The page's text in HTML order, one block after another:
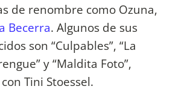
de renombre como Ozuna,
Becerra. Algunos de sus
son “Culpables”, “La
y “Maldita Foto”,
Tini Stoessel.